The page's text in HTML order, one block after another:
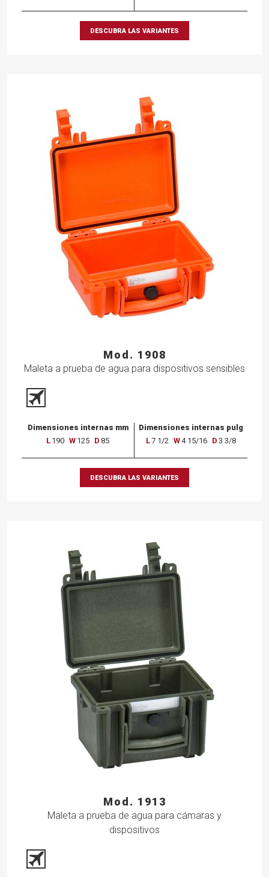
DESCUBRA LAS VARIANTES
Mod. 1908
Maleta a prueba de agua para dispositivos sensibles
Dimensiones internas mm
L 190 W 125 D 85
Dimensiones internas pulg
L7 1/2 W4 15/16 D 3 3/8
DESCUBRA LAS VARIANTES
Mod. 1913
Maleta a prueba de agua para cámaras y
dispositivos